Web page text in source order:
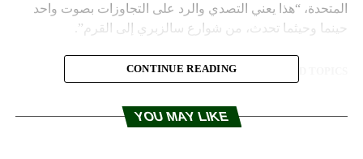
المتحدة، “هذا يعني التصدي والرد على التجاوزات بصوت واحد
حينما وحيثما تحدث، من شوارع سالزبري إلى القرم”.
إنه يوم التحرير
CONTINUE READING
YOU MAY LIKE